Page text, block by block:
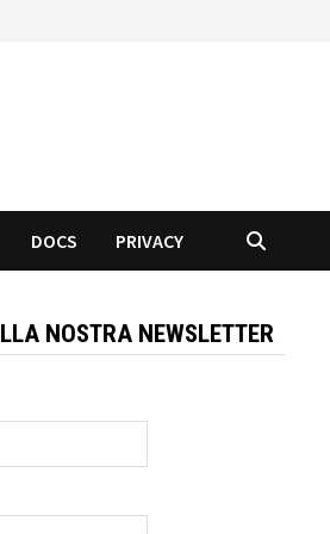
DOCS PRIVACY
NOSTRA NEWSLETTER